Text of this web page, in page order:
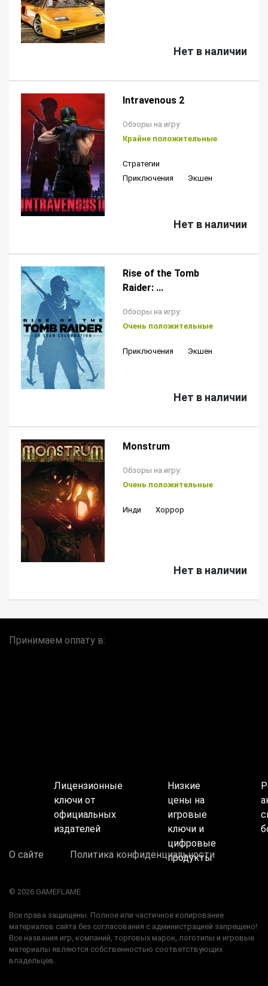
Нет в наличии
Intravenous 2
Обзоры на игру:
Крайне положительные
Стратегии
Приключения
Экшен
Нет в наличии
Rise of the Tomb
Raider: ...
Обзоры на игру:
Очень положительные
Приключения Экшен
Нет в наличии
Monstrum
Обзоры на игру:
Очень положительные
Инди Хоррор
Нет в наличии
Принимаем оплату в:
Лицензионные
ключи от
официальных
издателей
Низкие
цены на
игровые
ключи и
цифровые
продукты
О сайте Политика конфиденциальности
© 2026 GAMEFLAME
Все права защищены. Полное или частичное копирование
материалов сайта без согласования с администрацией запрещено!
Все названия игр, компаний, торговых марок, логотипы и игровые
материалы являются собственностью соответствующих
владельцев.